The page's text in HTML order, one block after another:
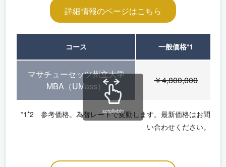
詳細情報のページはこちら
コース 一般価格*1
マサチューセッツ州立大学
MBA（UMass）
￥4,800,000
*1*2 参考価格。為替レートで変動します。最新価格はお問
い合わせください。
scrollable